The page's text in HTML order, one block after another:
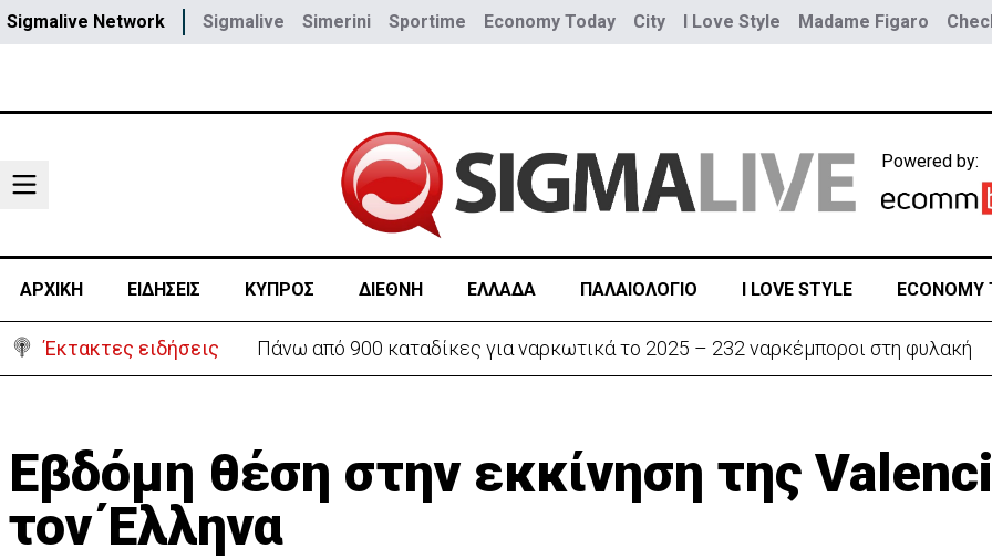
Sigmalive Network Sigmalive Simerini Sportime Economy Today City I Love Style Madame Figaro
Powered by:
ΑΡΧΙΚΗ ΕΙΔΗΣΕΙΣ ΚΥΠΡΟΣ ΔΙΕΘΝΗ ΕΛΛΑΔΑ ΠΑΛΑΙΟΛΟΓΙΟ I LOVE STYLE ECONOMY
Έκτακτες ειδήσεις Θέλει να ξαναζωντανέψει την «Corner» o Προύντζος - «Πληγώνει τις αναμνήσεις»
Εβδόμη θέση στην εκκίνηση της
τον Έλληνα